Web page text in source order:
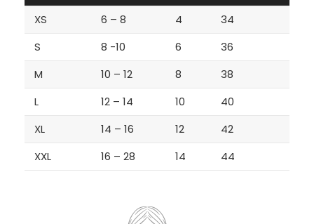
XS
6 – 8 4
34
S
8 -10 6
36
M
10 – 12 8
38
L
12 – 14 10
40
XL
14 – 16 12
42
XXL
16 – 28 14 44